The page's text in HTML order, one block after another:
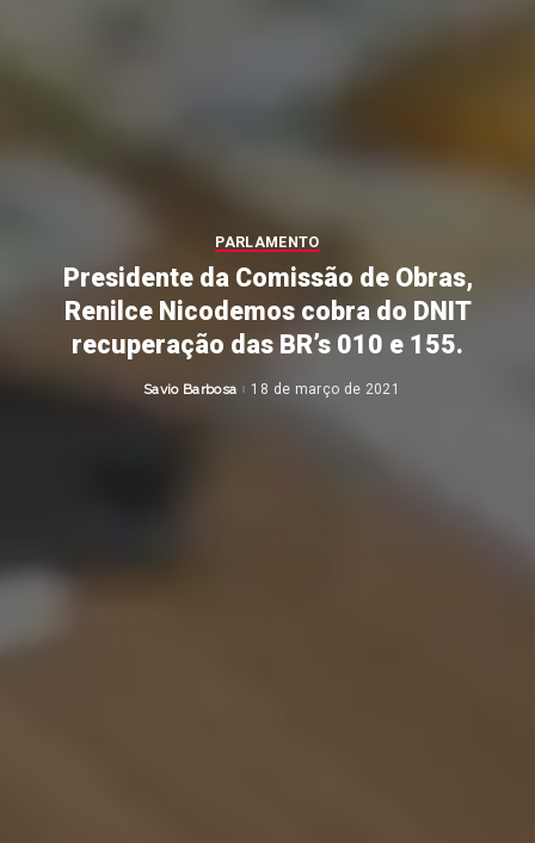
PARLAMENTO
Presidente da Comissão de Obras,
Renilce Nicodemos cobra do DNIT
recuperação das BR’s 010 e 155.
Posted
Savio Barbosa 18 de março de 2021